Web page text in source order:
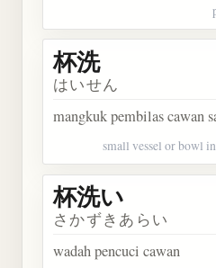
杯洗
はいせん
mangkuk pembilas cawan
small vessel or bowl
杯洗い
さかずきあらい
wadah pencuci cawan